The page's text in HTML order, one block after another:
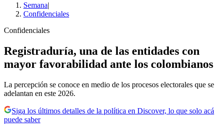
Semana|
Confidenciales
Confidenciales
Registraduría, una de las entidades con
mayor favorabilidad ante los colombianos
La percepción se conoce en medio de los procesos electorales que se
adelantan en este 2026.
Siga los últimos detalles de la política en Discover, lo que solo acá
puede saber